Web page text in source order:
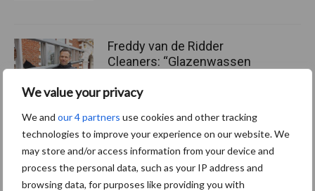
We value your privacy
We and our 4 partners use cookies and other tracking
technologies to improve your experience on our website. We
may store and/or access information from your device and
process the personal data, such as your IP address and
browsing data, for purposes like providing you with
Freddy van de Ridder
Cleaners: “Glazenwassen
innoveren is mijn toekomst”
Thema's Vakpartners